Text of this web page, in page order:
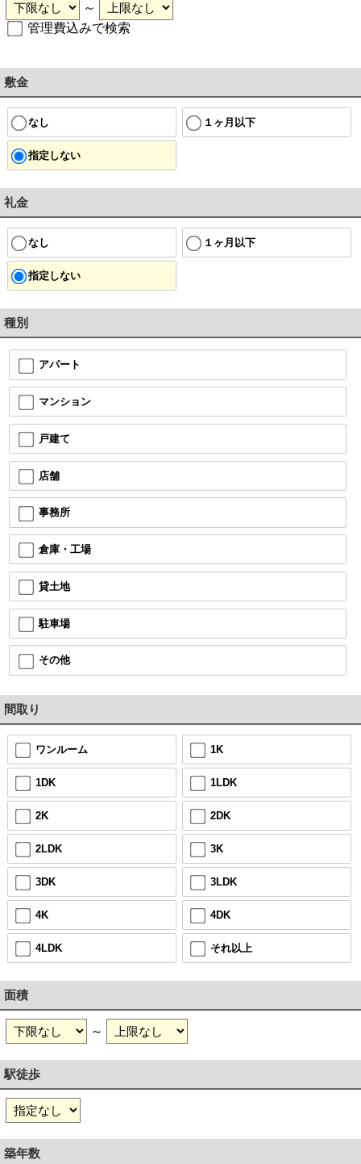
～
管理費込みで検索
敷金
なし １ヶ月以下
指定しない
礼金
なし １ヶ月以下
指定しない
種別
アパート
マンション
戸建て
店舗
事務所
倉庫・工場
貸土地
駐車場
その他
間取り
ワンルーム 1K
1DK 1LDK
2K 2DK
2LDK 3K
3DK 3LDK
4K 4DK
4LDK それ以上
面積
～
駅徒歩
築年数